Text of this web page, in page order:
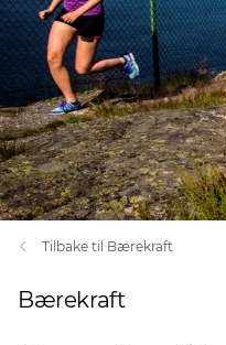
Tilbake til Bærekraft
Bærekraft